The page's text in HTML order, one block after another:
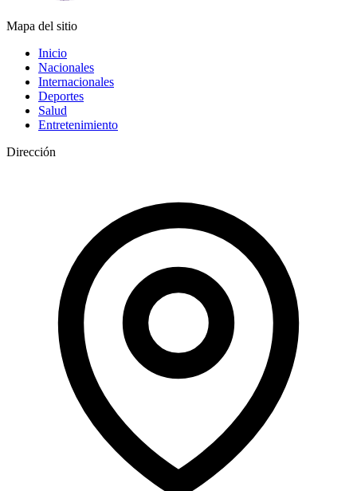
Mapa del sitio
Inicio
Nacionales
Internacionales
Deportes
Salud
Entretenimiento
Dirección